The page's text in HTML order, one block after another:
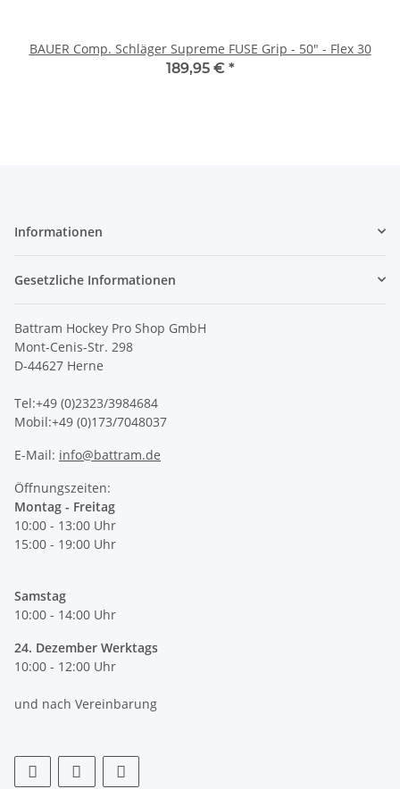
BAUER Comp. Schläger Supreme FUSE Grip - 50" - Flex 30
189,95 € *
Informationen
Gesetzliche Informationen
Battram Hockey Pro Shop GmbH
Mont-Cenis-Str. 298
D-44627 Herne
Tel:+49 (0)2323/3984684
Mobil:+49 (0)173/7048037
E-Mail: info@battram.de
Öffnungszeiten:
Montag - Freitag
10:00 - 13:00 Uhr
15:00 - 19:00 Uhr
Samstag
10:00 - 14:00 Uhr
24. Dezember Werktags
10:00 - 12:00 Uhr
und nach Vereinbarung